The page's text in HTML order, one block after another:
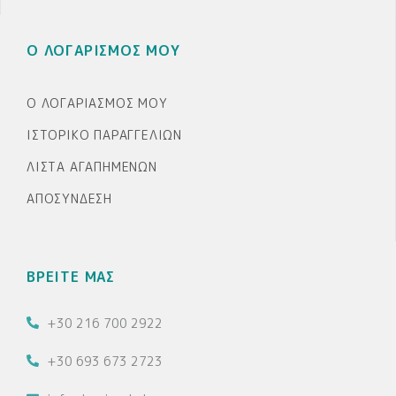
Ο ΛΟΓΑΡΙΣΜΟΣ ΜΟΥ
Ο ΛΟΓΑΡΙΑΣΜΌΣ ΜΟΥ
ΙΣΤΟΡΙΚΌ ΠΑΡΑΓΓΕΛΙΏΝ
ΛΊΣΤΑ ΑΓΑΠΗΜΈΝΩΝ
ΑΠΟΣΎΝΔΕΣΗ
ΒΡΕΙΤΕ ΜΑΣ
+30 216 700 2922
+30 693 673 2723